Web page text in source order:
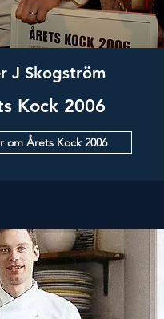
J Skogström
Kock 2006
om Årets Kock 2006